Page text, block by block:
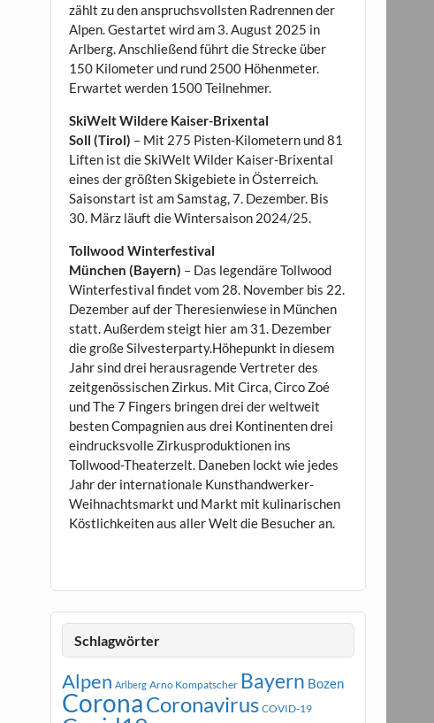
zählt zu den anspruchsvollsten Radrennen der
Alpen. Gestartet wird am 3. August 2025 in
Arlberg. Anschließend führt die Strecke über
150 Kilometer und rund 2500 Höhenmeter.
Erwartet werden 1500 Teilnehmer.
SkiWelt Wildere Kaiser-Brixental
Soll (Tirol) – Mit 275 Pisten-Kilometern und 81
Liften ist die SkiWelt Wilder Kaiser-Brixental
eines der größten Skigebiete in Österreich.
Saisonstart ist am Samstag, 7. Dezember. Bis
30. März läuft die Wintersaison 2024/25.
Tollwood Winterfestival
München (Bayern) – Das legendäre Tollwood
Winterfestival findet vom 28. November bis 22.
Dezember auf der Theresienwiese in München
statt. Außerdem steigt hier am 31. Dezember
die große Silvesterparty.Höhepunkt in diesem
Jahr sind drei herausragende Vertreter des
zeitgenössischen Zirkus. Mit Circa, Circo Zoé
und The 7 Fingers bringen drei der weltweit
besten Compagnien aus drei Kontinenten drei
eindrucksvolle Zirkusproduktionen ins
Tollwood-Theaterzelt. Daneben lockt wie jedes
Jahr der internationale Kunsthandwerker-
Weihnachtsmarkt und Markt mit kulinarischen
Köstlichkeiten aus aller Welt die Besucher an.
Schlagwörter
Alpen Arlberg Arno Kompatscher Bayern Bozen
CoronaCoronavirus COVID-19